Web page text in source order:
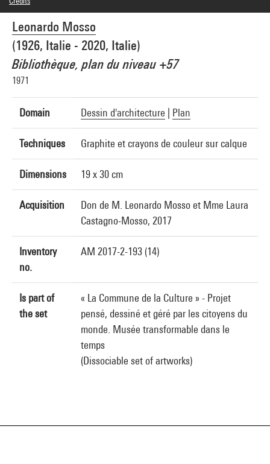
Leonardo Mosso
(1926, Italie - 2020, Italie)
Bibliothèque, plan du niveau +57
1971
Domain Dessin d'architecture Plan
Techniques Graphite et crayons de couleur sur calque
Dimensions 19 x 30 cm
Acquisition
Don de M. Leonardo Mosso et Mme Laura
Castagno-Mosso, 2017
Inventory
no.
AM 2017-2-193 (14)
Is part of
the set
« La Commune de la Culture » - Projet
pensé, dessiné et géré par les citoyens du
monde. Musée transformable dans le
temps
(Dissociable set of artworks)
© droits réservés
Photo credits : Centre Pompidou, MNAM-CCI/Philippe Migeat/Dist. GrandPalaisRmn
Image reference : 4N29138